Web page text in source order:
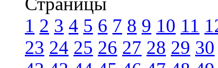
1 2 3 4 5 6 7 8 9 10 11
23 24 25 26 27 28 29 30